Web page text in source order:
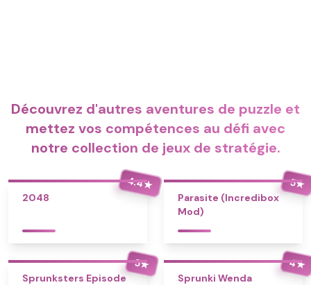
Découvrez d'autres aventures de puzzle et
mettez vos compétences au défi avec
notre collection de jeux de stratégie.
4.4★
2048
5★
Parasite (Incredibox
Mod)
5★
Sprunksters Episode
4★
Sprunki Wenda